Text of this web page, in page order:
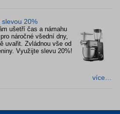
20%
ušetří čas a námahu
náročné všední dny,
uvařit. Zvládnou vše od
Využijte slevu 20%!
více…